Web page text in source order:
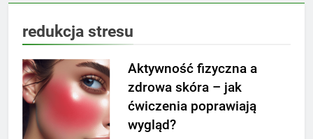
redukcja stresu
Aktywność fizyczna a
zdrowa skóra – jak
ćwiczenia poprawiają
wygląd?